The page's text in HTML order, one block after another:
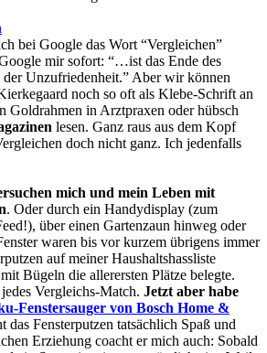
bei Google das Wort “Vergleichen”
mir sofort: “…ist das Ende des
Unzufriedenheit.” Aber wir können
noch so oft als Klebe-Schrift an
Goldrahmen in Arztpraxen oder hübsch
lesen. Ganz raus aus dem Kopf
doch nicht ganz. Ich jedenfalls
mich und mein Leben mit
. Oder durch ein Handydisplay (zum
über einen Gartenzaun hinweg oder
waren bis vor kurzem übrigens immer
auf meiner Haushaltshassliste
Bügeln die allerersten Plätze belegte.
Vergleichs-Match. Jetzt aber habe
Fenstersauger von Bosch Home &
das Fensterputzen tatsächlich Spaß und
Erziehung coacht er mich auch: Sobald